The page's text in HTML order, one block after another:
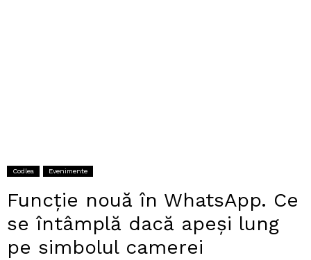
Codlea Evenimente
Funcție nouă în WhatsApp. Ce
se întâmplă dacă apeși lung
pe simbolul camerei